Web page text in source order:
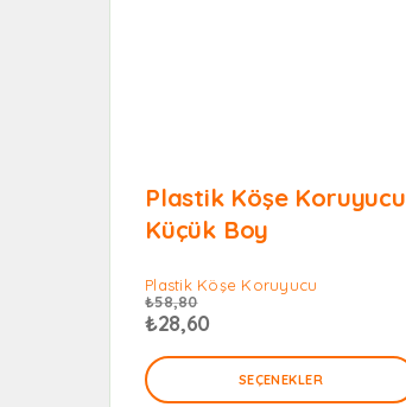
Plastik Köşe Koruyucu
Küçük Boy
Plastik Köşe Koruyucu
₺58,80
₺28,60
SEÇENEKLER